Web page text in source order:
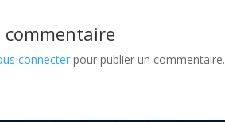
commentaire
connecter pour publier un commentaire.